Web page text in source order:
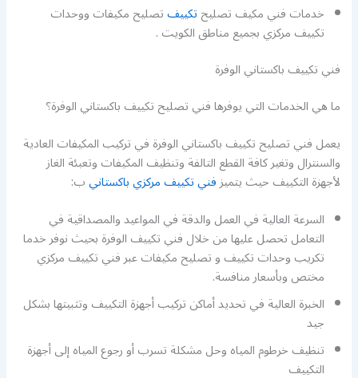
خدمات فني مكيف تصليحتكييفتصليح مكيفات ووحدات
تكييف مركزي بجميع مناطق الكويت .
فني تكييف باكستاني الوفرة
ما هي الخدمات التي يوفرها فني تصليح تكييف باكستاني الوفرة؟
يعمل فني تصليح تكييف باكستاني الوفرة في تركيب المكيفات العادية
والسنترال وتغير كافة القطع التالفة وتنظيف المكيفات وتعبئة الغاز
لأجهزة التكييف حيث يتميزفني تكييف مركزي باكستانيب:
السرعة العالية في العمل والدقة في المواعيد والمصداقية في
التعامل تحصل عليها من خلال فني تكييف الوفرة بحيث نوفر خدما
تكريب وحدات تكييف و تصليح مكيفات عبر فني تكييف مركزي
مختص وبأسعار منافسة.
الخبرة العالية في تحديد أماكن تركيب أجهزة التكييف وتثبيتها بشكل
جيد
تنظيف خرطوم المياه وحل مشكلة تسرب أو رجوع المياه إلى أجهزة
التكييف